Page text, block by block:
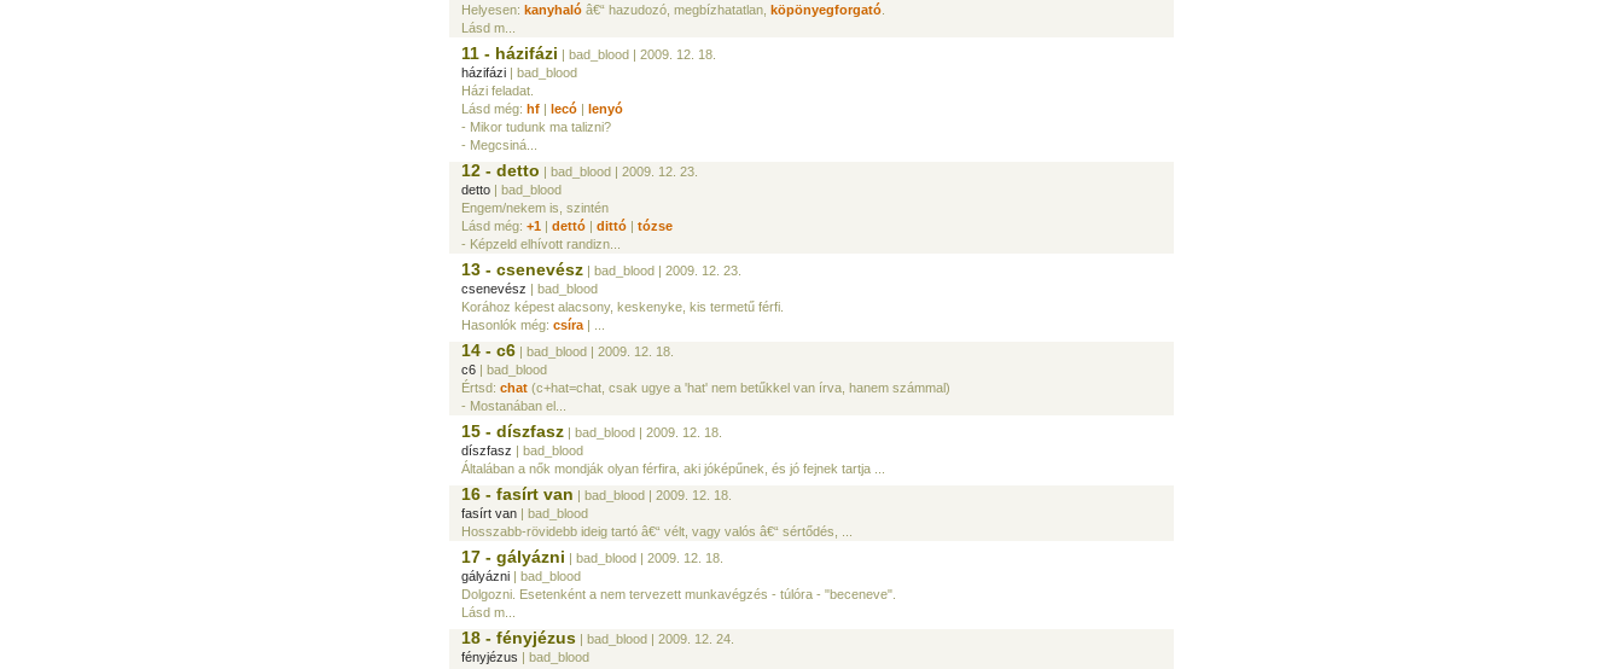
Helyesen: kanyhaló â€“ hazudozó, megbízhatatlan, köpönyegforgató
Lásd m...
11 - házifázi | bad_blood | 2009. 12. 18.
házifázi | bad_blood
Házi feladat.
Lásd még: hf | lecó | lenyó
- Mikor tudunk ma talizni?
- Megcsiná...
12 - detto | bad_blood | 2009. 12. 23.
detto | bad_blood
Engem/nekem is, szintén
Lásd még: +1 | dettó | dittó | tózse
- Képzeld elhívott randizn...
13 - csenevész | bad_blood | 2009. 12. 23.
csenevész | bad_blood
Korához képest alacsony, keskenyke, kis termetű férfi.
Hasonlók még: csíra | ...
14 - c6 | bad_blood | 2009. 12. 18.
c6 | bad_blood
Értsd: chat (c+hat=chat, csak ugye a 'hat' nem betűkkel van írva, hanem számmal)
- Mostanában el...
15 - díszfasz | bad_blood | 2009. 12. 18.
díszfasz | bad_blood
Általában a nők mondják olyan férfira, aki jóképűnek, és jó fejnek tartja ...
16 - fasírt van | bad_blood | 2009. 12. 18.
fasírt van | bad_blood
Hosszabb-rövidebb ideig tartó â€“ vélt, vagy valós â€“ sértődés, ...
17 - gályázni | bad_blood | 2009. 12. 18.
gályázni | bad_blood
Dolgozni. Esetenként a nem tervezett munkavégzés - túlóra - "beceneve".
Lásd m...
18 - fényjézus | bad_blood | 2009. 12. 24.
fényjézus | bad_blood